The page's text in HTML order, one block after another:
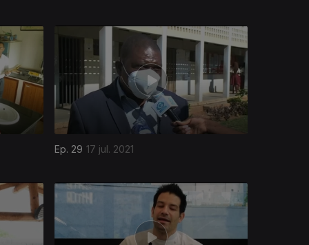
Ep. 29 17 jul. 2021